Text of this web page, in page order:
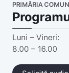
PRIMĂRIA
Luni – Vineri:
8.00 – 16.00